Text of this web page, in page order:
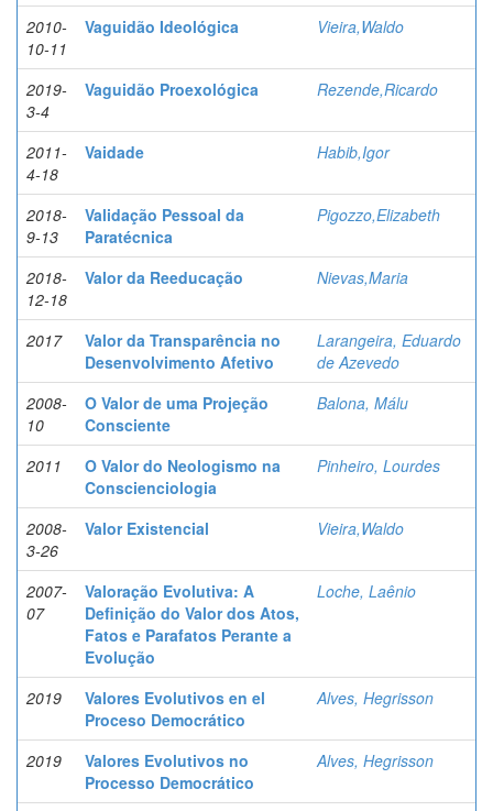
2010-
10-11
Vaguidão Ideológica Vieira,Waldo
2019-
3-4
Vaguidão Proexológica Rezende,Ricardo
2011-
4-18
Vaidade Habib,Igor
2018-
9-13
Validação Pessoal da
Paratécnica
Pigozzo,Elizabeth
2018-
12-18
Valor da Reeducação Nievas,Maria
2017
Valor da Transparência no
Desenvolvimento Afetivo
Larangeira, Eduardo
de Azevedo
2008-
10
O Valor de uma Projeção
Consciente
Balona, Málu
2011
O Valor do Neologismo na
Conscienciologia
Pinheiro, Lourdes
2008-
3-26
Valor Existencial Vieira,Waldo
2007-
07
Valoração Evolutiva: A
Definição do Valor dos Atos,
Fatos e Parafatos Perante a
Evolução
Loche, Laênio
2019
Valores Evolutivos en el
Proceso Democrático
Alves, Hegrisson
2019
Valores Evolutivos no
Processo Democrático
Alves, Hegrisson